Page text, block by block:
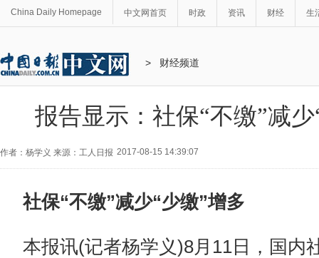
China Daily Homepage 中文网首页 时政 资讯 财经 生
> 财经频道
报告显示：社保“不缴”减
作者：杨学义 来源：工人日报 2017-08-15 14:39:07
社保“不缴”减少“少缴”增多
本报讯(记者杨学义)8月11日，国内